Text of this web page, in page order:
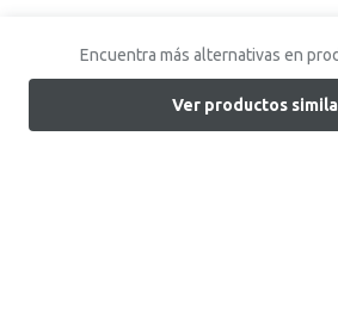
Encuentra más alternativas en
Ver productos